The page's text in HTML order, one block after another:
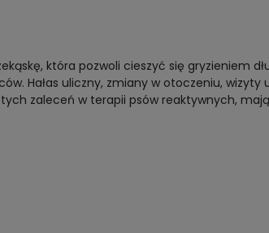
która pozwoli cieszyć się gryzieniem
Hałas uliczny, zmiany w otoczeniu,
zaleceń w terapii psów reaktywnych,